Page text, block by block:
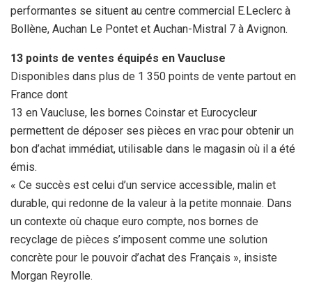
performantes se situent au centre commercial E.Leclerc à
Bollène, Auchan Le Pontet et Auchan-Mistral 7 à Avignon.
13 points de ventes équipés en Vaucluse
Disponibles dans plus de 1 350 points de vente partout en
France dont
13 en Vaucluse, les bornes Coinstar et Eurocycleur
permettent de déposer ses pièces en vrac pour obtenir un
bon d’achat immédiat, utilisable dans le magasin où il a été
émis.
« Ce succès est celui d’un service accessible, malin et
durable, qui redonne de la valeur à la petite monnaie. Dans
un contexte où chaque euro compte, nos bornes de
recyclage de pièces s’imposent comme une solution
concrète pour le pouvoir d’achat des Français », insiste
Morgan Reyrolle.